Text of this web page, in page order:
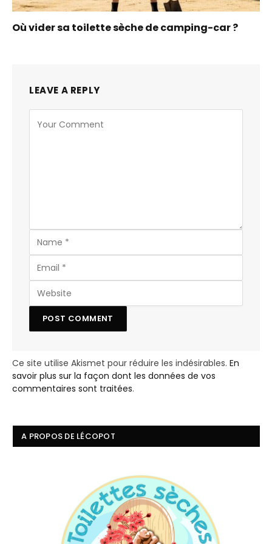
Où vider sa toilette sèche de camping-car ?
LEAVE A REPLY
Ce site utilise Akismet pour réduire les indésirables. En
savoir plus sur la façon dont les données de vos
commentaires sont traitées.
A PROPOS DE LÉCOPOT